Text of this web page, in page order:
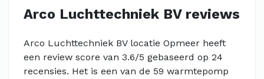
Arco Luchttechniek BV reviews
Arco Luchttechniek BV locatie Opmeer heeft
een review score van 3.6/5 gebaseerd op 24
recensies. Het is een van de 59 warmtepomp